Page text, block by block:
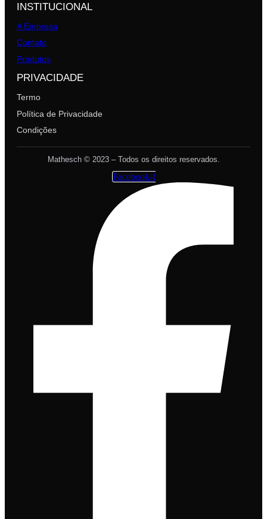
INSTITUCIONAL
A Empresa
Contato
Produtos
PRIVACIDADE
Termo
Política de Privacidade
Condições
Mathesch © 2023 – Todos os direitos reservados.
Facebook-f